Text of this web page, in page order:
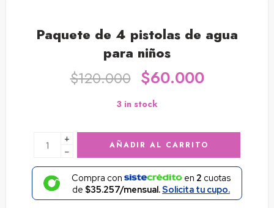
Paquete de 4 pistolas de agua
para niños
$120.000 $60.000
3 in stock
+
−
AÑADIR AL CARRITO
Compra con en 2 cuotas
de $35.257/mensual.Solicita tu cupo.